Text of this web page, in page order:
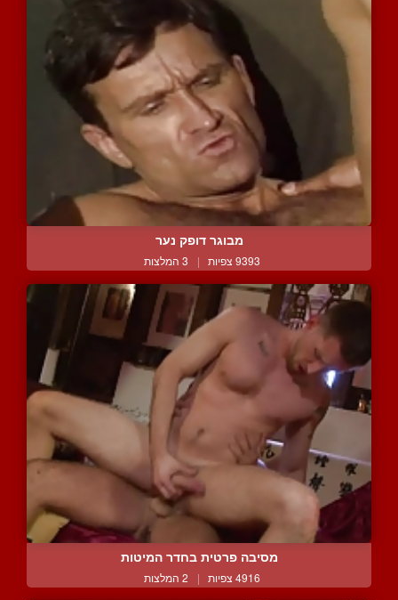
מבוגר דופק נער
9393 צפיות | 3 המלצות
מסיבה פרטית בחדר המיטות
4916 צפיות | 2 המלצות